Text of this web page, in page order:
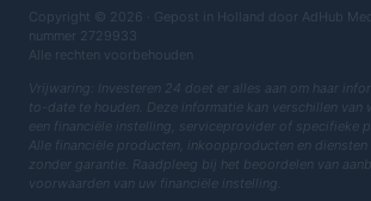
Copyright © 2026 · Gepost in Holland door AdHub
nummer 2729933
Alle rechten voorbehouden
Vrijwaring: Investeren 24 doet er alles aan om haar
to-date te houden. Deze informatie kan verschillen van
een financiële instelling, serviceprovider of specifieke
Alle financiële producten, inkoopproducten en
zonder garantie. Raadpleeg bij het beoordelen van
voorwaarden van uw financiële instelling.